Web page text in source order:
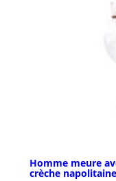
Homme meure
crèche napolitaine